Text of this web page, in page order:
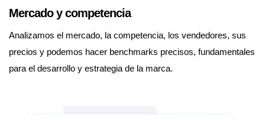
Mercado y competencia
Analizamos el mercado, la competencia, los vendedores, sus
precios y podemos hacer benchmarks precisos, fundamentales
para el desarrollo y estrategia de la marca.